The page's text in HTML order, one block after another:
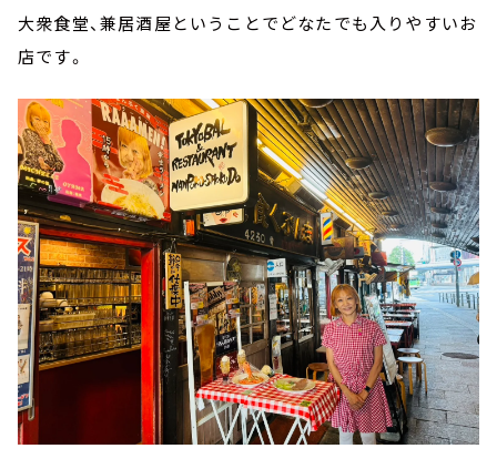
大衆食堂、兼居酒屋ということでどなたでも入りやすいお
店です。